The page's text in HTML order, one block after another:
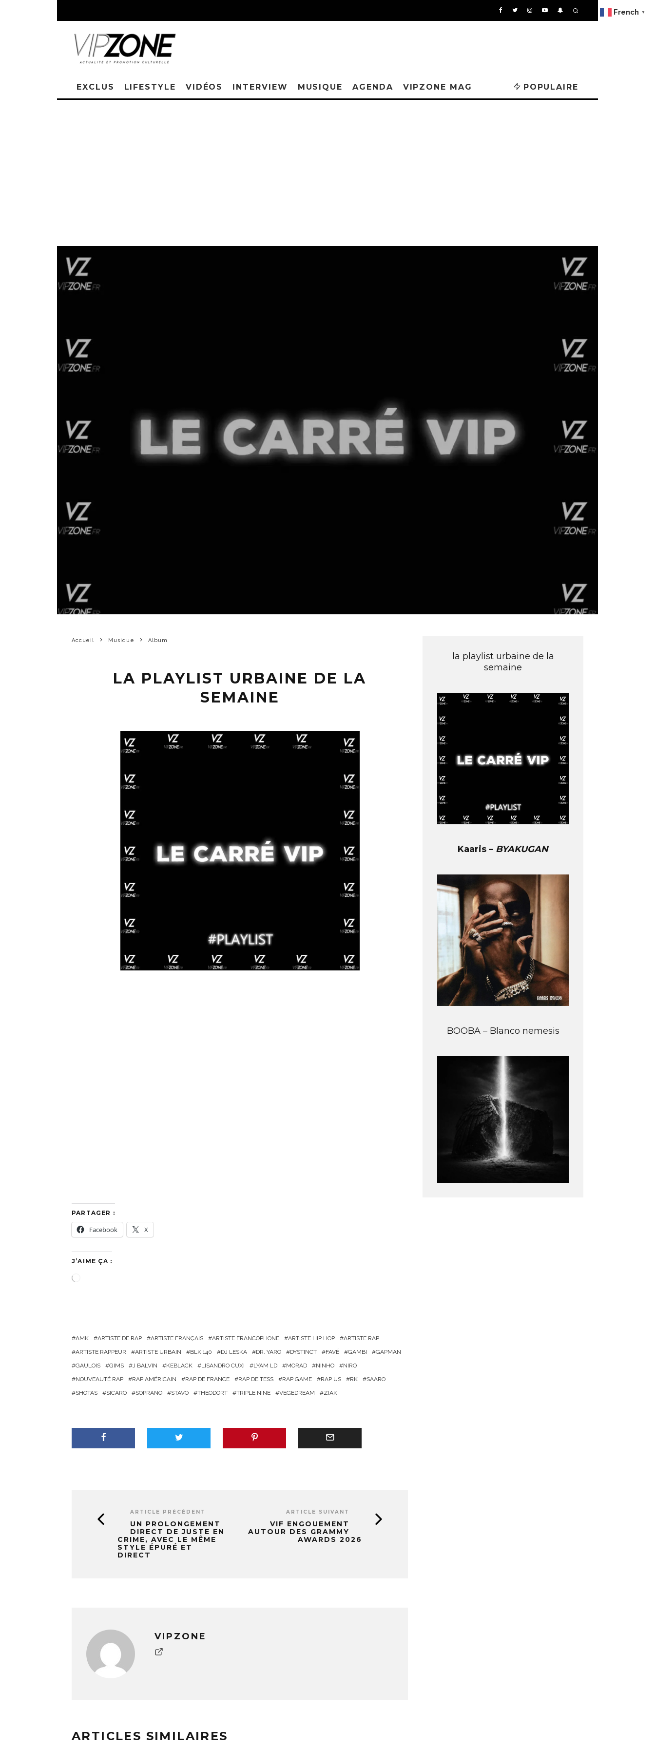
EXCLUS LIFESTYLE VIDÉOS INTERVIEW MUSIQUE AGENDA VIPZONE MAG POPULAIRE
Accueil Musique Album
LA PLAYLIST URBAINE DE LA
SEMAINE
PARTAGER :
Facebook X
J’AIME ÇA :
AMK ARTISTE DE RAP ARTISTE FRANÇAIS ARTISTE FRANCOPHONE ARTISTE HIP HOP
ARTISTE RAP
ARTISTE RAPPEUR
ARTISTE URBAIN BLK 140 DJ LESKA DR. YARO DYSTINCT FAVÉ GAMBI
GAPMAN
GAULOIS
GIMS J BALVIN KEBLACK LISANDRO CUXI LYAM LD MORAD NINHO
NIRO
NOUVEAUTÉ RAP
RAP AMÉRICAIN RAP DE FRANCE RAP DE TESS RAP GAME RAP US RK
SAARO
SHOTAS
SICARO SOPRANO STAVO THEODORT TRIPLE NINE VEGEDREAM ZIAK
ARTICLE PRÉCÉDENT
UN PROLONGEMENT
DIRECT DE JUSTE EN
CRIME, AVEC LE MÊME
STYLE ÉPURÉ ET
DIRECT
ARTICLE SUIVANT
VIF ENGOUEMENT
AUTOUR DES GRAMMY
AWARDS 2026
VIPZONE
ARTICLES SIMILAIRES
la playlist urbaine de la
semaine
Kaaris – BYAKUGAN
BOOBA – Blanco nemesis
French ▼